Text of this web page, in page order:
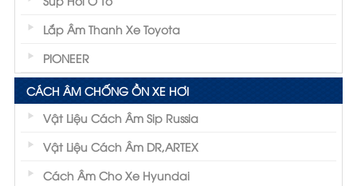
Lắp Âm Thanh Xe Toyota
PIONEER
CÁCH ÂM CHỐNG ỒN XE HƠI
Vật Liệu Cách Âm Sip Russia
Vật Liệu Cách Âm DR,ARTEX
Cách Âm Cho Xe Hyundai